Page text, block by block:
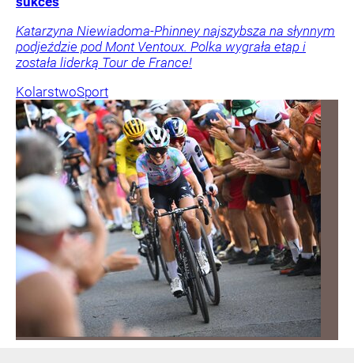
Katarzyna Niewiadoma-Phinney najszybsza na słynnym
podjeździe pod Mont Ventoux. Polka wygrała etap i
została liderką Tour de France!
KolarstwoSport